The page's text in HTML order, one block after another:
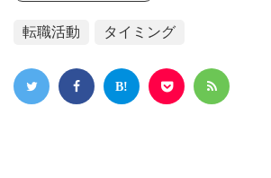
転職活動 タイミング